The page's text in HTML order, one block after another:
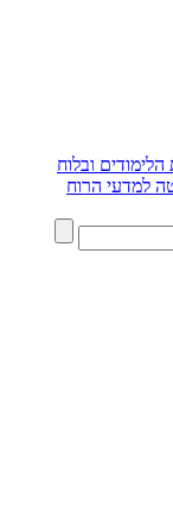
הלימודים ובלוח
למדעי הרוח